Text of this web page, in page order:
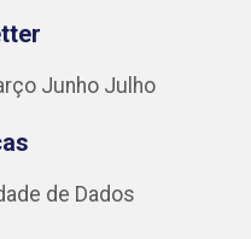
Junho Julho
de Dados